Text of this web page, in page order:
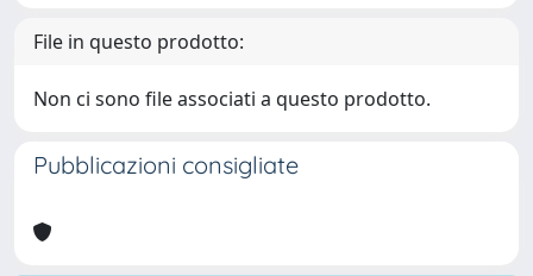
File in questo prodotto:
Non ci sono file associati a questo prodotto.
Pubblicazioni consigliate